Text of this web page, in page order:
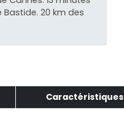
20 km des
Caractéristiques